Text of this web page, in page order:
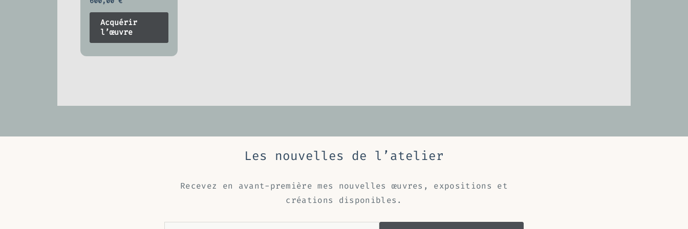
Acquérir
l’œuvre
Les nouvelles de l’atelier
Recevez en avant-première mes nouvelles œuvres, expositions et
créations disponibles.